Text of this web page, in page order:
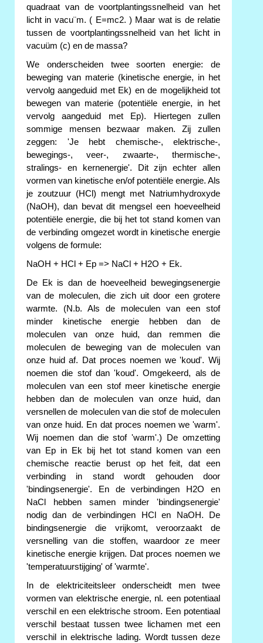
quadraat van de voortplantingssnelheid van het
licht in vacu¨m. ( E=mc2. ) Maar wat is de relatie
tussen de voortplantingssnelheid van het licht in
vacuüm (c) en de massa?
We onderscheiden twee soorten energie: de
beweging van materie (kinetische energie, in het
vervolg aangeduid met Ek) en de mogelijkheid tot
bewegen van materie (potentiële energie, in het
vervolg aangeduid met Ep). Hiertegen zullen
sommige mensen bezwaar maken. Zij zullen
zeggen: 'Je hebt chemische-, elektrische-,
bewegings-, veer-, zwaarte-, thermische-,
stralings- en kernenergie'. Dit zijn echter allen
vormen van kinetische en/of potentiële energie. Als
je zoutzuur (HCl) mengt met Natriumhydroxyde
(NaOH), dan bevat dit mengsel een hoeveelheid
potentiële energie, die bij het tot stand komen van
de verbinding omgezet wordt in kinetische energie
volgens de formule:
NaOH + HCl + Ep => NaCl + H2O + Ek.
De Ek is dan de hoeveelheid bewegingsenergie
van de moleculen, die zich uit door een grotere
warmte. (N.b. Als de moleculen van een stof
minder kinetische energie hebben dan de
moleculen van onze huid, dan remmen die
moleculen de beweging van de moleculen van
onze huid af. Dat proces noemen we 'koud'. Wij
noemen die stof dan 'koud'. Omgekeerd, als de
moleculen van een stof meer kinetische energie
hebben dan de moleculen van onze huid, dan
versnellen de moleculen van die stof de moleculen
van onze huid. En dat proces noemen we 'warm'.
Wij noemen dan die stof 'warm'.) De omzetting
van Ep in Ek bij het tot stand komen van een
chemische reactie berust op het feit, dat een
verbinding in stand wordt gehouden door
'bindingsenergie'. En de verbindingen H2O en
NaCl hebben samen minder 'bindingsenergie'
nodig dan de verbindingen HCl en NaOH. De
bindingsenergie die vrijkomt, veroorzaakt de
versnelling van die stoffen, waardoor ze meer
kinetische energie krijgen. Dat proces noemen we
'temperatuurstijging' of 'warmte'.
In de elektriciteitsleer onderscheidt men twee
vormen van elektrische energie, nl. een potentiaal
verschil en een elektrische stroom. Een potentiaal
verschil bestaat tussen twee lichamen met een
verschil in elektrische lading. Wordt tussen deze